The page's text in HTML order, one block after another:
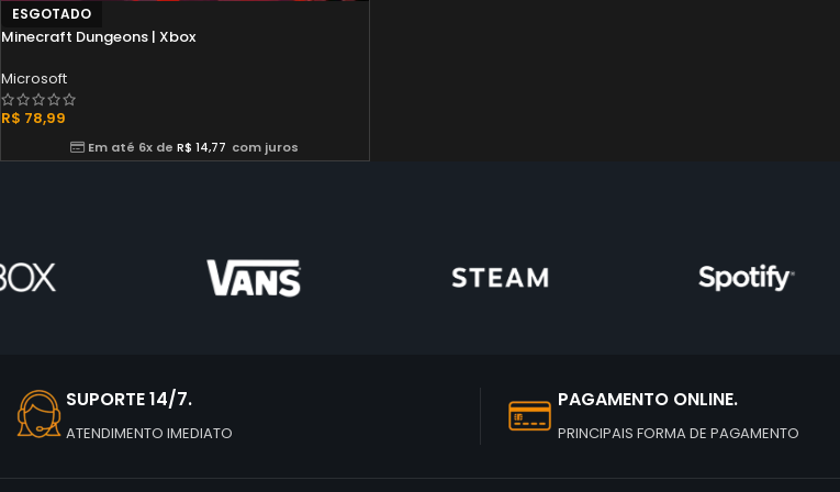
ESGOTADO
Minecraft Dungeons | Xbox
Microsoft
R$ 78,99
Em até 6x deR$ 14,77 com juros
SUPORTE 14/7.
ATENDIMENTO IMEDIATO
PAGAMENTO ONLINE.
PRINCIPAIS FORMA DE PAGAMENTO